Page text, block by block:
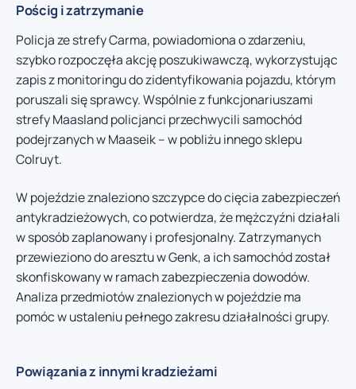
Pościg i zatrzymanie
Policja ze strefy Carma, powiadomiona o zdarzeniu,
szybko rozpoczęła akcję poszukiwawczą, wykorzystując
zapis z monitoringu do zidentyfikowania pojazdu, którym
poruszali się sprawcy. Wspólnie z funkcjonariuszami
strefy Maasland policjanci przechwycili samochód
podejrzanych w Maaseik – w pobliżu innego sklepu
Colruyt.
W pojeździe znaleziono szczypce do cięcia zabezpieczeń
antykradzieżowych, co potwierdza, że mężczyźni działali
w sposób zaplanowany i profesjonalny. Zatrzymanych
przewieziono do aresztu w Genk, a ich samochód został
skonfiskowany w ramach zabezpieczenia dowodów.
Analiza przedmiotów znalezionych w pojeździe ma
pomóc w ustaleniu pełnego zakresu działalności grupy.
Powiązania z innymi kradzieżami